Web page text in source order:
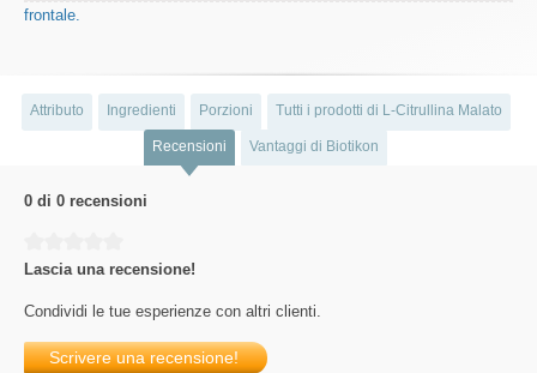
Attributo Ingredienti Porzioni Tutti i prodotti di L-Citrullina Malato
Recensioni Vantaggi di Biotikon
0 di 0 recensioni
Lascia una recensione!
Condividi le tue esperienze con altri clienti.
Scrivere una recensione!